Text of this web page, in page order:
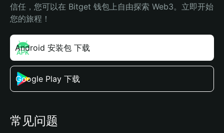
信任，您可以在 Bitget 钱包上自由探索 Web3。立即开始
您的旅程！
Android 安装包 下载
Google Play 下载
常见问题